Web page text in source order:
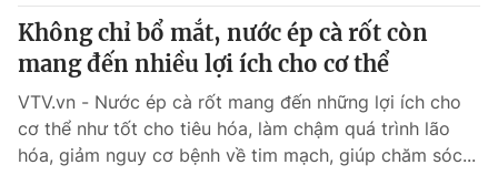
Không chỉ bổ mắt, nước ép cà rốt còn
mang đến nhiều lợi ích cho cơ thể
VTV.vn - Nước ép cà rốt mang đến những lợi ích cho
cơ thể như tốt cho tiêu hóa, làm chậm quá trình lão
hóa, giảm nguy cơ bệnh về tim mạch, giúp chăm sóc...